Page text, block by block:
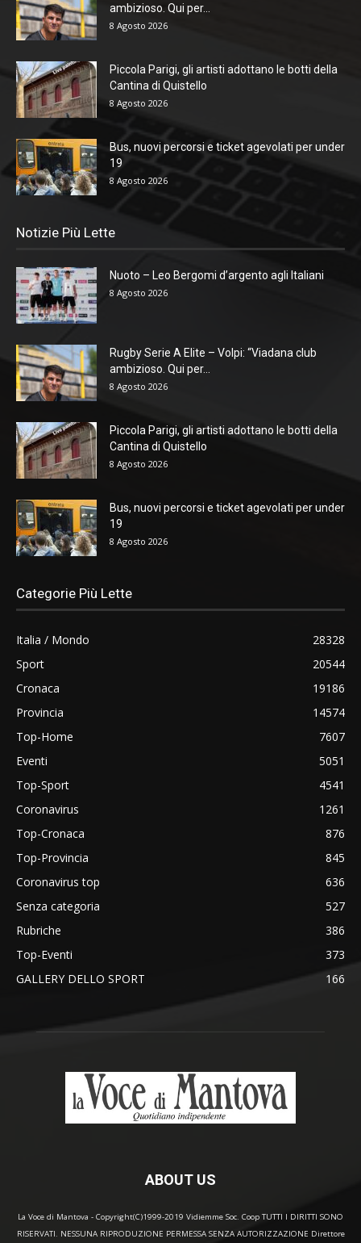
ambizioso. Qui per...
8 Agosto 2026
Piccola Parigi, gli artisti adottano le botti della
Cantina di Quistello
8 Agosto 2026
Bus, nuovi percorsi e ticket agevolati per under
19
8 Agosto 2026
Notizie Più Lette
Nuoto – Leo Bergomi d’argento agli Italiani
8 Agosto 2026
Rugby Serie A Elite – Volpi: “Viadana club
ambizioso. Qui per...
8 Agosto 2026
Piccola Parigi, gli artisti adottano le botti della
Cantina di Quistello
8 Agosto 2026
Bus, nuovi percorsi e ticket agevolati per under
19
8 Agosto 2026
Categorie Più Lette
Italia / Mondo
28328
Sport
20544
Cronaca
19186
Provincia
14574
Top-Home
7607
Eventi
5051
Top-Sport
4541
Coronavirus
1261
Top-Cronaca
876
Top-Provincia
845
Coronavirus top
636
Senza categoria
527
Rubriche
386
Top-Eventi
373
GALLERY DELLO SPORT
166
ABOUT US
La Voce di Mantova - Copyright(C)1999-2019 Vidiemme Soc. Coop TUTTI I DIRITTI SONO
RISERVATI. NESSUNA RIPRODUZIONE PERMESSA SENZA AUTORIZZAZIONE Direttore